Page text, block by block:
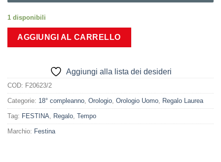
1 disponibili
AGGIUNGI AL CARRELLO
Aggiungi alla lista dei desideri
COD: F20623/2
Categorie: 18° compleanno, Orologio, Orologio Uomo, Regalo Laurea
Tag: FESTINA, Regalo, Tempo
Marchio: Festina